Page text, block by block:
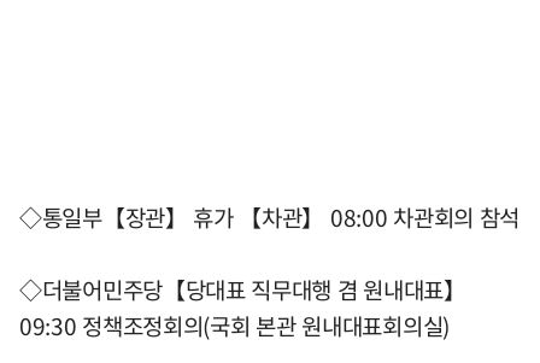
◇통일부【장관】 휴가 【차관】 08:00 차관회의 참석
◇더불어민주당【당대표 직무대행 겸 원내대표】
09:30 정책조정회의(국회 본관 원내대표회의실)